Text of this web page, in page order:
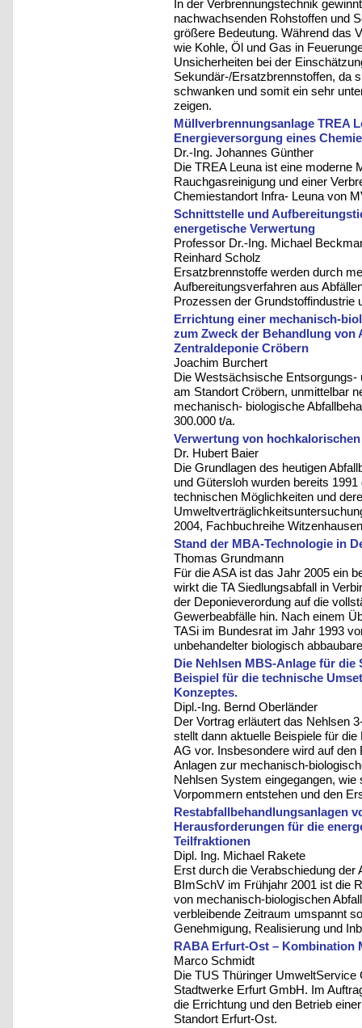
In der Verbrennungstechnik
nachwachsenden Rohstoffen und
größere Bedeutung. Während das
wie Kohle, Öl und Gas in
Unsicherheiten bei der
Sekundär-/Ersatzbrennstoffen, da
schwanken und somit ein sehr
zeigen.
Müllverbrennungsanlage TREA
Energieversorgung eines
Dr.-Ing. Johannes Günther
Die TREA Leuna ist eine moderne
Rauchgasreinigung und einer
Chemiestandort Infra- Leuna von
Schnittstelle und
energetische Verwertung
Professor Dr.-Ing. Michael
Reinhard Scholz
Ersatzbrennstoffe werden durch
Aufbereitungsverfahren aus
Prozessen der Grundstoffindustrie
Errichtung einer mechanisch-
zum Zweck der Behandlung von
Zentraldeponie Cröbern
Joachim Burchert
Die Westsächsische
am Standort Cröbern, unmittelbar
mechanisch- biologische
300.000 t/a.
Verwertung von
Dr. Hubert Baier
Die Grundlagen des heutigen
und Gütersloh wurden bereits
technischen Möglichkeiten und
2004, Fachbuchreihe
Stand der MBA-Technologie in
Thomas Grundmann
Für die ASA ist das Jahr 2005 ein
wirkt die TA Siedlungsabfall in
der Deponieverordung auf die
Gewerbeabfälle hin. Nach einem
TASi im Bundesrat im Jahr 1993
unbehandelter biologisch
Die Nehlsen MBS-Anlage für
Beispiel für die technische
Konzeptes.
Dipl.-Ing. Bernd Oberländer
Der Vortrag erläutert das Nehlsen
stellt dann aktuelle Beispiele für
AG vor. Insbesondere wird auf
Anlagen zur mechanisch-
Nehlsen System eingegangen,
Vorpommern entstehen und den
Restabfallbehandlungsanlagen
Herausforderungen für die
Teilfraktionen
Dipl. Ing. Michael Rakete
Erst durch die Verabschiedung der
BImSchV im Frühjahr 2001 ist die
von mechanisch-biologischen
verbleibende Zeitraum umspannt
Genehmigung, Realisierung und
RABA Erfurt-Ost – Kombination
Marco Schmidt
Die TUS Thüringer
Stadtwerke Erfurt GmbH. Im
die Errichtung und den Betrieb
Standort Erfurt-Ost.